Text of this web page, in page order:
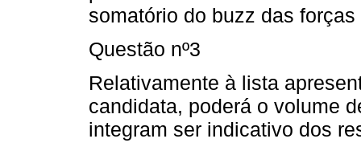
somatório do buzz das
Questão nº3
Relativamente à lista
candidata, poderá o volume
integram ser indicativo dos